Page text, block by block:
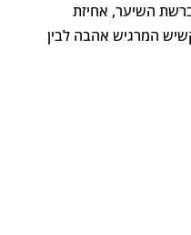
השיער, אחיזת
המרגיש אהבה לבין